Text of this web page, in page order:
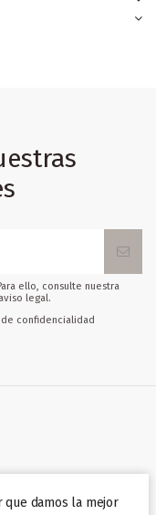
ello, consulte nuestra
legal.
confidencialidad
que damos la mejor